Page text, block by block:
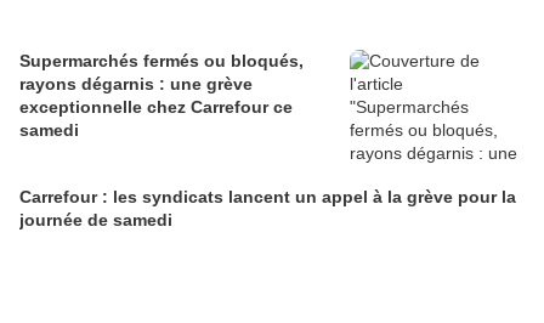
Supermarchés fermés ou bloqués,
rayons dégarnis : une grève
exceptionnelle chez Carrefour ce
samedi
Carrefour : les syndicats lancent un appel à la grève pour la
journée de samedi